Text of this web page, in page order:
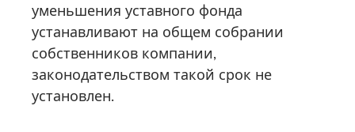
уменьшения уставного фонда
устанавливают на общем собрании
собственников компании,
законодательством такой срок не
установлен.